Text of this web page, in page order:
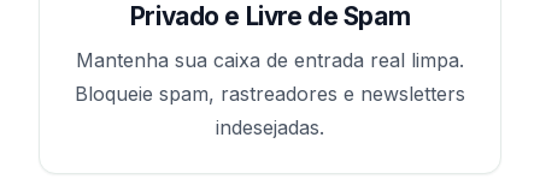
Privado e Livre de Spam
Mantenha sua caixa de entrada real limpa.
Bloqueie spam, rastreadores e newsletters
indesejadas.